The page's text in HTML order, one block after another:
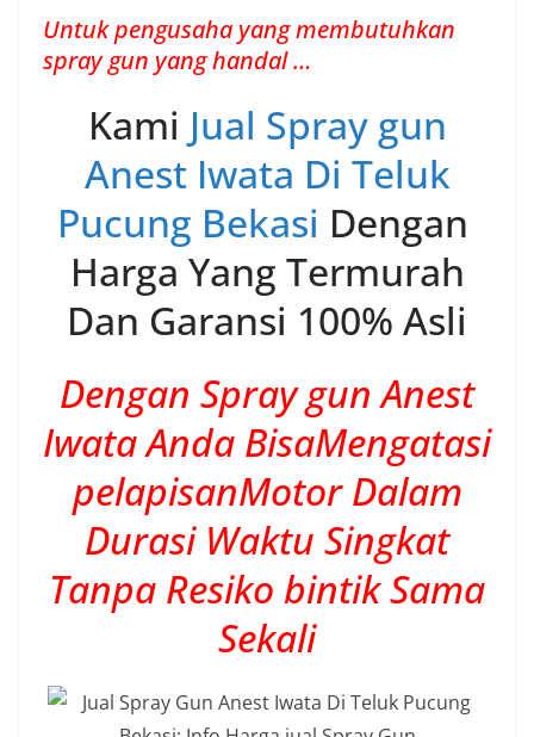
Untuk pengusaha yang membutuhkan
spray gun yang handal …
Kami Jual Spray gun
Anest Iwata Di Teluk
Pucung Bekasi Dengan
Harga Yang Termurah
Dan Garansi 100% Asli
Dengan Spray gun Anest
Iwata Anda BisaMengatasi
pelapisanMotor Dalam
Durasi Waktu Singkat
Tanpa Resiko bintik Sama
Sekali